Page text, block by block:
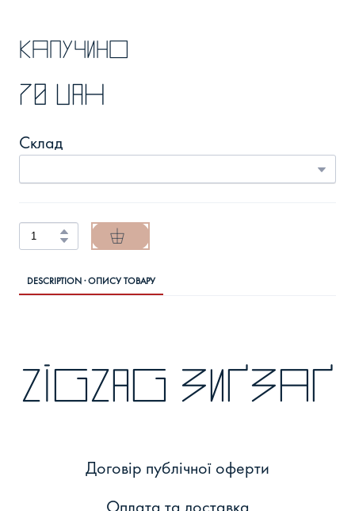
Капучино
70 UAH
Склад
DESCRIPTION · ОПИСУ ТОВАРУ
zigzag зиґзаґ
Договір публічної оферти